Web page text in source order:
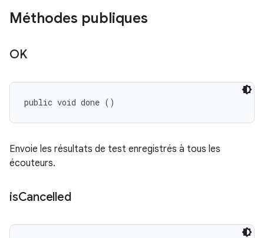
Méthodes publiques
OK
public void done ()
Envoie les résultats de test enregistrés à tous les
écouteurs.
isCancelled